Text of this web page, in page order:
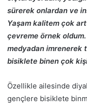
sürerek onlardan ve
Yaşam kalitem çok
çevreme örnek
medyadan imrenerek
bisiklete binen çok
Özellikle ailesinde
gençlere bisiklete